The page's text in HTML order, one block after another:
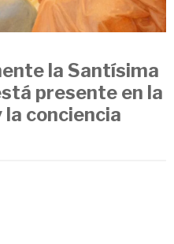
la Santísima
presente en la
la conciencia